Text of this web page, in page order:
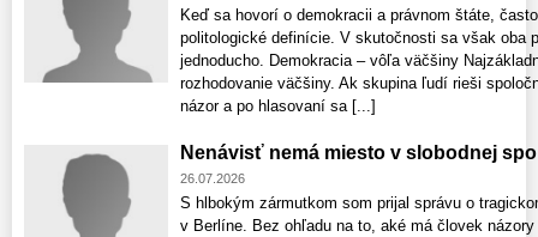
Keď sa hovorí o demokracii a právnom štáte,
politologické definície. V skutočnosti sa však oba
jednoducho. Demokracia – vôľa väčšiny
rozhodovanie väčšiny. Ak skupina ľudí rieši
názor a po hlasovaní sa [...]
Nenávisť nemá miesto v slobodnej
26.07.2026
S hlbokým zármutkom som prijal správu o
v Berlíne. Bez ohľadu na to, aké má človek